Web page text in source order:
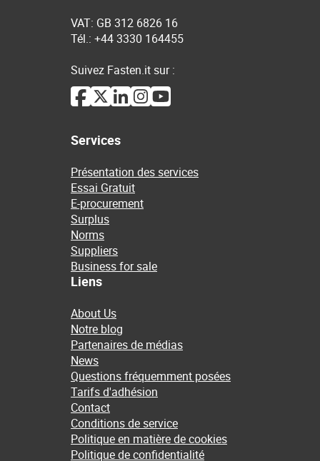
VAT: GB 312 6826 16
Tél.: +44 3330 164455
Suivez Fasten.it sur :
Services
Présentation des services
Essai Gratuit
E-procurement
Surplus
Norms
Suppliers
Business for sale
Liens
About Us
Notre blog
Partenaires de médias
News
Questions fréquemment posées
Tarifs d'adhésion
Contact
Conditions de service
Politique en matière de cookies
Politique de confidentialité